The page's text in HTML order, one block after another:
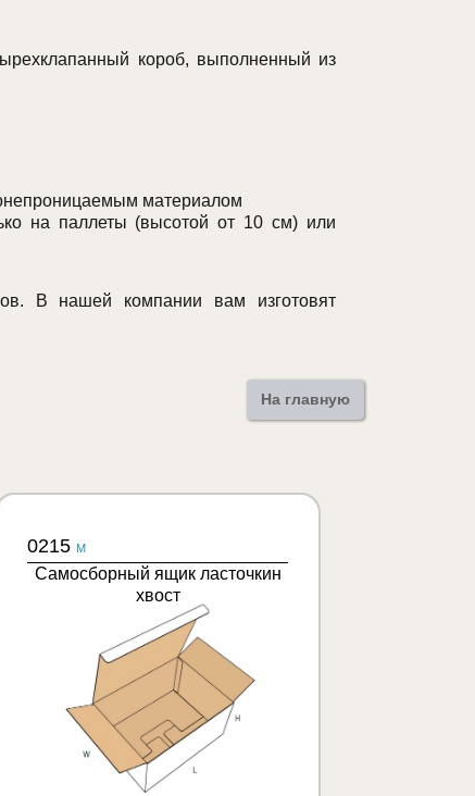
короб, выполненный из
материалом
на паллеты (высотой от 10 см) или
В нашей компании вам изготовят
На главную
0215 M
Самосборный ящик ласточкин
хвост